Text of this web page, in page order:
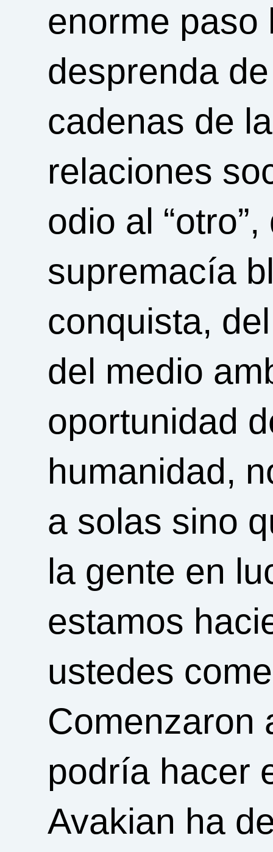
enorme paso
desprenda
cadenas de
relaciones
odio al
supremacía
conquista,
del medio
oportunidad
humanidad,
a solas sino
la gente en
estamos
ustedes
Comenzaron
podría hacer
Avakian ha